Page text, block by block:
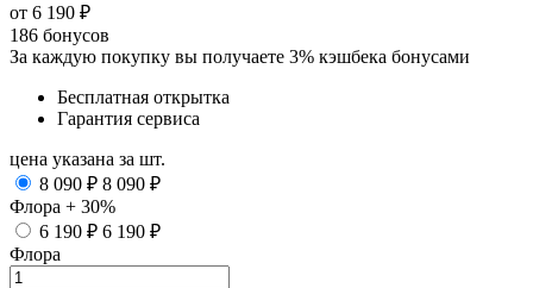
от 6 190 ₽
186 бонусов
За каждую покупку вы получаете 3% кэшбека бонусами
Бесплатная открытка
Гарантия сервиса
цена указана за шт.
8 090 ₽ 8 090 ₽
Флора + 30%
6 190 ₽ 6 190 ₽
Флора